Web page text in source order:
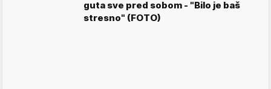
guta sve pred sobom - "Bilo je baš
stresno" (FOTO)